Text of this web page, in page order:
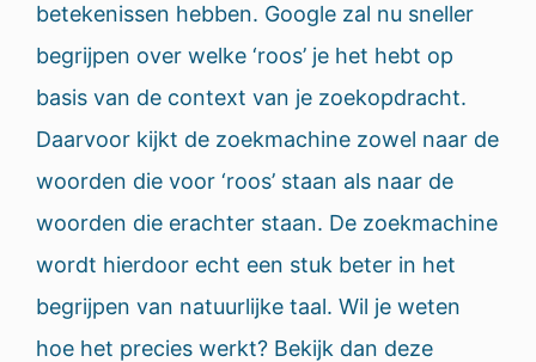
betekenissen hebben. Google zal nu sneller
begrijpen over welke ‘roos’ je het hebt op
basis van de context van je zoekopdracht.
Daarvoor kijkt de zoekmachine zowel naar de
woorden die voor ‘roos’ staan als naar de
woorden die erachter staan. De zoekmachine
wordt hierdoor echt een stuk beter in het
begrijpen van natuurlijke taal. Wil je weten
hoe het precies werkt? Bekijk dan deze